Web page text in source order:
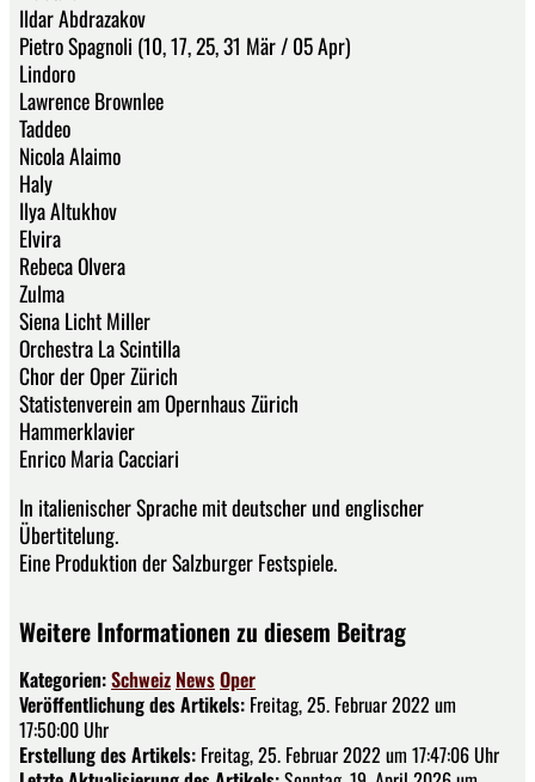
Ildar Abdrazakov
Pietro Spagnoli (10, 17, 25, 31 Mär / 05 Apr)
Lindoro
Lawrence Brownlee
Taddeo
Nicola Alaimo
Haly
Ilya Altukhov
Elvira
Rebeca Olvera
Zulma
Siena Licht Miller
Orchestra La Scintilla
Chor der Oper Zürich
Statistenverein am Opernhaus Zürich
Hammerklavier
Enrico Maria Cacciari
In italienischer Sprache mit deutscher und englischer
Übertitelung.
Eine Produktion der Salzburger Festspiele.
Weitere Informationen zu diesem Beitrag
Kategorien:Schweiz NewsOper
Veröffentlichung des Artikels: Freitag, 25. Februar 2022 um
17:50:00 Uhr
Erstellung des Artikels: Freitag, 25. Februar 2022 um 17:47:06 Uhr